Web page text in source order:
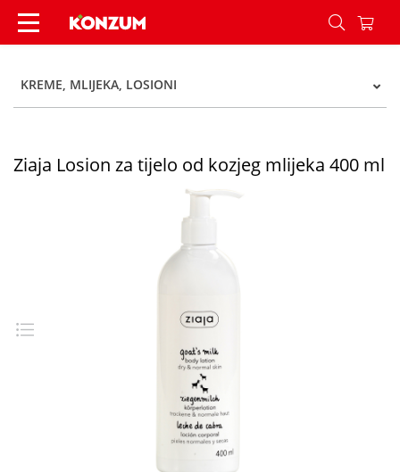
Ziaja Losion za tijelo od kozjeg mlijeka 400 ml -
KREME, MLIJEKA, LOSIONI
Ziaja Losion za tijelo od kozjeg mlijeka 400 ml